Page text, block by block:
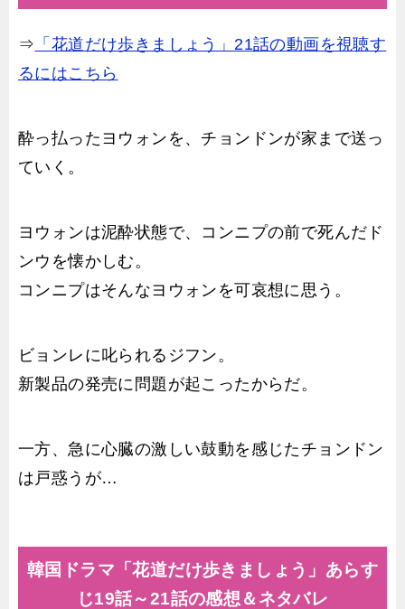
⇒ 「花道だけ歩きましょう」21話の動画を視聴す
るにはこちら
酔っ払ったヨウォンを、チョンドンが家まで送っ
ていく。
ヨウォンは泥酔状態で、コンニプの前で死んだド
ンウを懐かしむ。
コンニプはそんなヨウォンを可哀想に思う。
ビョンレに叱られるジフン。
新製品の発売に問題が起こったからだ。
一方、急に心臓の激しい鼓動を感じたチョンドン
は戸惑うが…
韓国ドラマ「花道だけ歩きましょう」あらす
じ19話～21話の感想＆ネタバレ